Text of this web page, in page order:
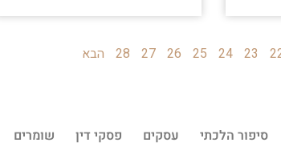
23
24
25
26
27
28 הבא
סיפור הלכתי עסקים פסקי דין
שומרים